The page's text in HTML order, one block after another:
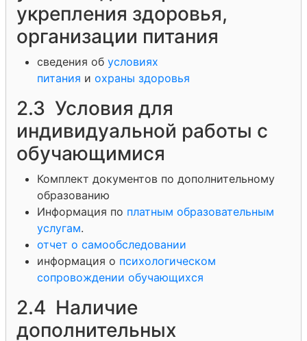
укрепления здоровья,
организации питания
сведения об условиях
питания и охраны здоровья
2.3 Условия для
индивидуальной работы с
обучающимися
Комплект документов по дополнительному
образованию
Информация по платным образовательным
услугам.
отчет о самообследовании
информация о психологическом
сопровождении обучающихся
2.4 Наличие
дополнительных